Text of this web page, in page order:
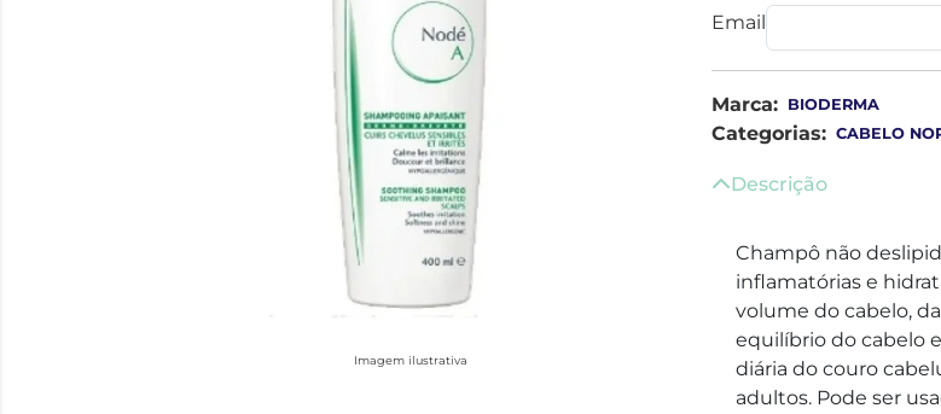
Imagem ilustrativa
Email
Marca: BIODERMA
Categorias: CABELO
Descrição
Champô não
inflamatórias e
volume do cabelo,
equilíbrio do cabelo
diária do couro
adultos. Pode ser